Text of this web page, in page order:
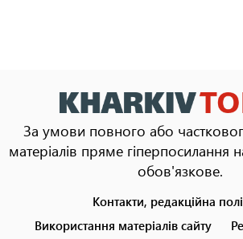
За умови повного або
матеріалів пряме гіперпосилання
обов'язкове.
menu
Контакти, редакційна
Використання матеріалів сайту